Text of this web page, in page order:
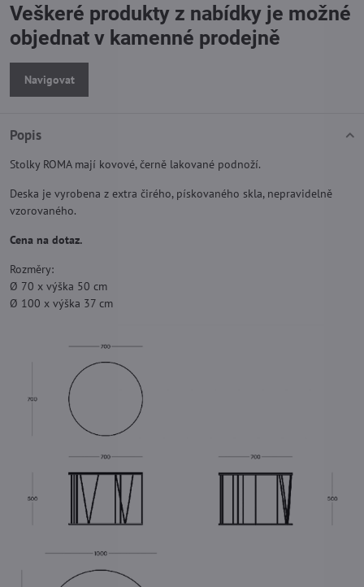
Veškeré produkty z nabídky je možné
objednat v kamenné prodejně
Navigovat
Popis
Stolky ROMA mají kovové, černě lakované podnoží.
Deska je vyrobena z extra čirého, pískovaného skla, nepravidelně
vzorovaného.
Cena na dotaz.
Rozměry:
Ø 70 x výška 50 cm
Ø 100 x výška 37 cm